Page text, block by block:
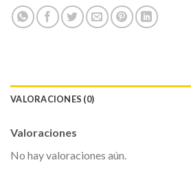
VALORACIONES (0)
Valoraciones
No hay valoraciones aún.